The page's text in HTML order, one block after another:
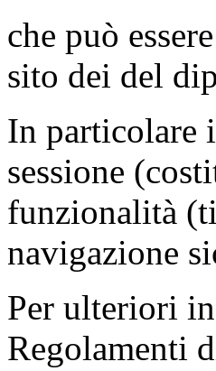
che può
sito dei del
In particolare
sessione
funzionalità
navigazione
Per ulteriori
Regolamenti